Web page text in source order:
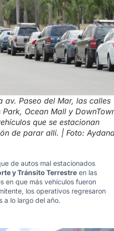
av. Paseo del Mar, las calles
Ocean Mall y
que se estacionan
de parar allí. | Foto:
de autos mal estacionados
y Tránsito Terrestre en las
en que más vehículos fueron
los operativos regresaron
a lo largo del año.